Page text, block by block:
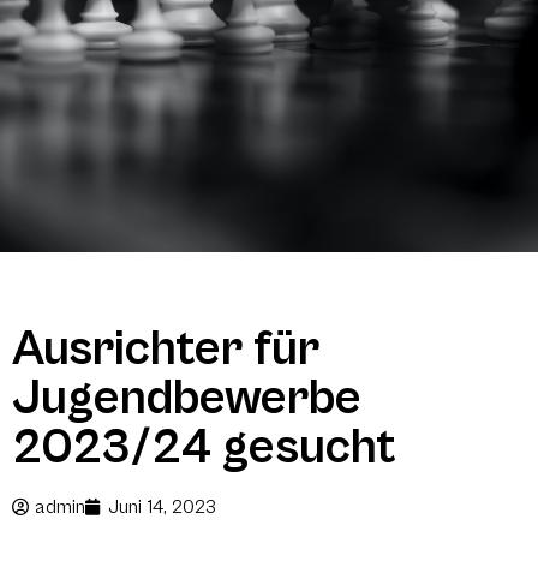
Ausrichter für
Jugendbewerbe
2023/24 gesucht
admin Juni 14, 2023